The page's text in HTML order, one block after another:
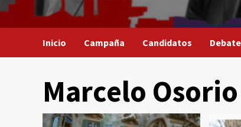
Inicio Campaña Candidatos
Marcelo Osorio